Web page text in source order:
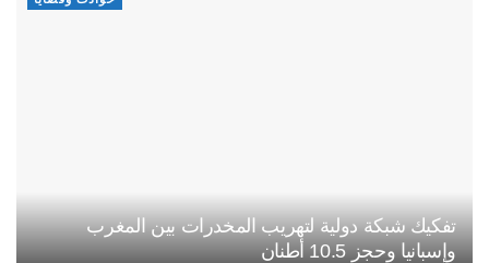
تفكيك شبكة دولية لتهريب المخدرات بين المغرب
وإسبانيا وحجز 10.5 أطنان